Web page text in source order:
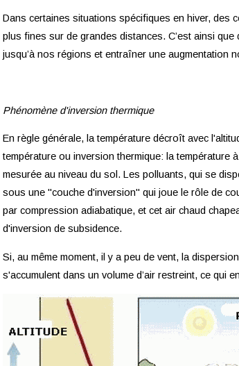
Dans certaines situations spécifiques en hiver, des
plus fines sur de grandes distances. C’est ainsi
jusqu’à nos régions et entraîner une augmentation
Phénomène d'inversion thermique
En règle générale, la température décroît avec
température ou inversion thermique: la température
mesurée au niveau du sol. Les polluants, qui se
sous une "couche d'inversion" qui joue le rôle de
par compression adiabatique, et cet air chaud
d'inversion de subsidence.
Si, au même moment, il y a peu de vent, la
s'accumulent dans un volume d’air restreint, ce qui